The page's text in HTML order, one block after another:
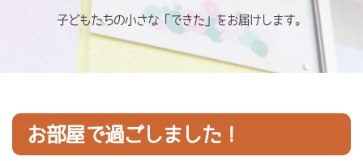
子どもたちの小さな「できた」をお届けします。
お部屋で過ごしました！